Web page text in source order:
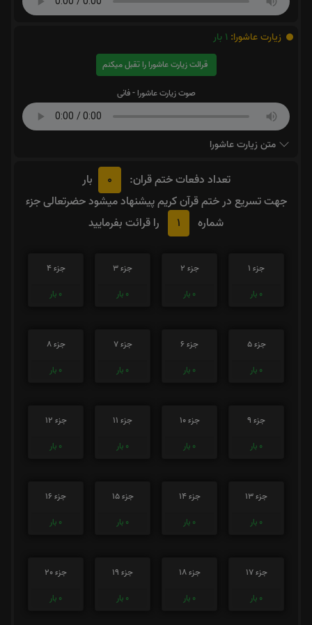
زیارت عاشورا: 1 بار
قرائت زیارت عاشورا را تقبل میکنم
صوت زیارت عاشورا - فانی
متن زیارت عاشورا
تعداد دفعات ختم قران: 0
بار
جهت تسریع در ختم قرآن کریم پیشنهاد میشود حضرتعالی جزء
شماره
1 را قرائت بفرمایید
جزء 1
0 بار
جزء 2
0 بار
جزء 3
0 بار
جزء 4
0 بار
جزء 5
0 بار
جزء 6
0 بار
جزء 7
0 بار
جزء 8
0 بار
جزء 9
0 بار
جزء 10
0 بار
جزء 11
0 بار
جزء 12
0 بار
جزء 13
0 بار
جزء 14
0 بار
جزء 15
0 بار
جزء 16
0 بار
جزء 17
0 بار
جزء 18
0 بار
جزء 19
0 بار
جزء 20
0 بار